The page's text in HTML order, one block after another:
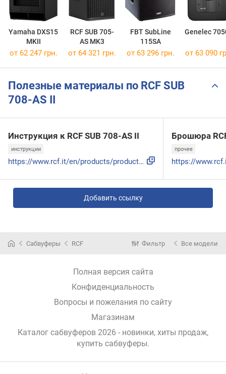
Yamaha DXS15
MKII
RCF SUB 705-
AS MK3
FBT SubLine
115SA
Genelec
от 62 247 грн. от 64 321 грн. от 63 296 грн. от 63 090
Полезные материалы по RCF SUB
708-AS II
Инструкция к RCF SUB 708-AS II
инструкции
https://www.rcf.it/en/products/product-detail/sub-708-as-ii...
Брошюра
прочее
Добавить ссылку
Сабвуферы RCF Фильтр Все модели
Полная версия сайта
Конфиденциальность
Вопросы и пожелания по сайту
Магазинам
Каталог сабвуферов 2026 - новинки, хиты продаж,
купить сабвуферы.